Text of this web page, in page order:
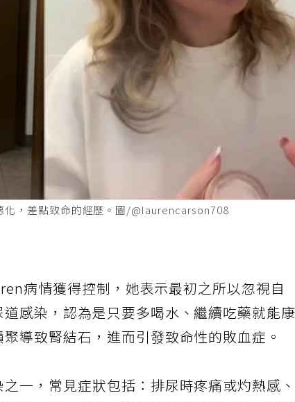
，差點致命的經歷。圖/@laurencarson708
病情獲得控制，她表示最初之所以忽視自
感染，認為是只要多喝水、繼續吃藥就能康
導致腎結石，進而引發致命性的敗血症。
一，常見症狀包括：排尿時疼痛或灼熱感、